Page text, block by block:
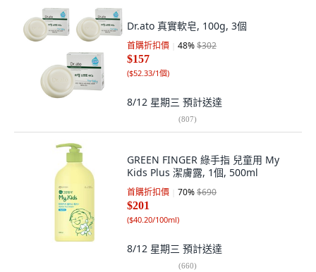
Dr.ato 真實軟皂, 100g, 3個
首購折扣價 48%$302
$157
($52.33/1個)
8/12 星期三 預計送達
(807)
GREEN FINGER 綠手指 兒童用 My
Kids Plus 潔膚露, 1個, 500ml
首購折扣價 70%$690
$201
($40.20/100ml)
8/12 星期三 預計送達
(660)